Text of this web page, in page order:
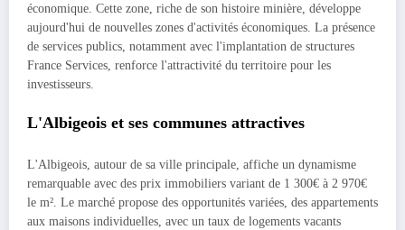
économique. Cette zone, riche de son histoire minière, développe
aujourd'hui de nouvelles zones d'activités économiques. La présence
de services publics, notamment avec l'implantation de structures
France Services, renforce l'attractivité du territoire pour les
investisseurs.
L'Albigeois et ses communes attractives
L'Albigeois, autour de sa ville principale, affiche un dynamisme
remarquable avec des prix immobiliers variant de 1 300€ à 2 970€
le m². Le marché propose des opportunités variées, des appartements
aux maisons individuelles, avec un taux de logements vacants